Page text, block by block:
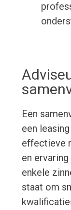
Een
een
effectieve
en
enkele
staat om